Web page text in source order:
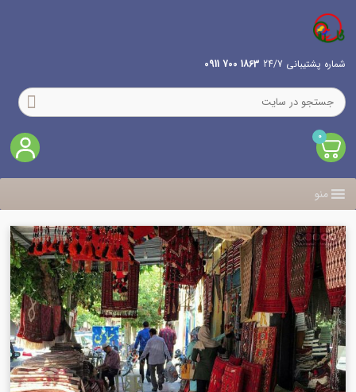
شماره پشتیبانی 24/7 1863 700 0911
0
منو